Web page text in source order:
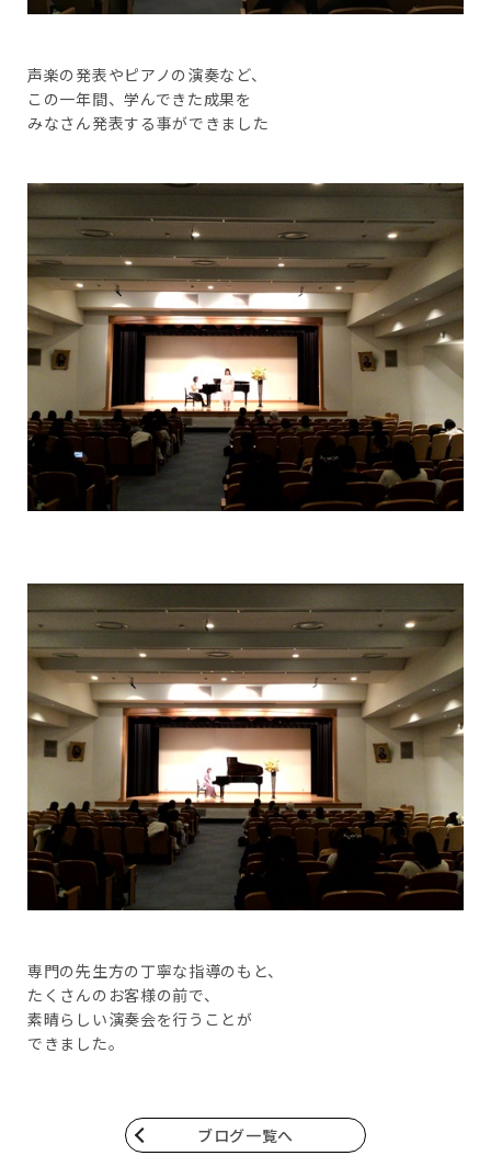
声楽の発表やピアノの演奏など、
この一年間、学んできた成果を
みなさん発表する事ができました
専門の先生方の丁寧な指導のもと、
たくさんのお客様の前で、
素晴らしい演奏会を行うことが
できました。
ブログ一覧へ